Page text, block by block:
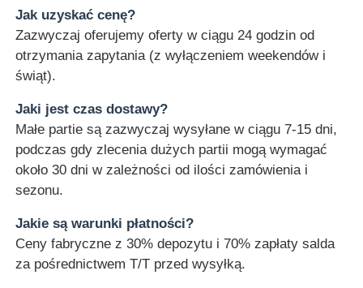
Jak uzyskać cenę?
Zazwyczaj oferujemy oferty w ciągu 24 godzin od
otrzymania zapytania (z wyłączeniem weekendów i
świąt).
Jaki jest czas dostawy?
Małe partie są zazwyczaj wysyłane w ciągu 7-15 dni,
podczas gdy zlecenia dużych partii mogą wymagać
około 30 dni w zależności od ilości zamówienia i
sezonu.
Jakie są warunki płatności?
Ceny fabryczne z 30% depozytu i 70% zapłaty salda
za pośrednictwem T/T przed wysyłką.